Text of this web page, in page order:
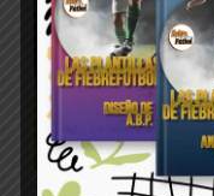
24 junio, 2024